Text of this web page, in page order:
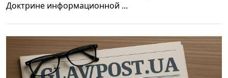
Доктрине информационной ...